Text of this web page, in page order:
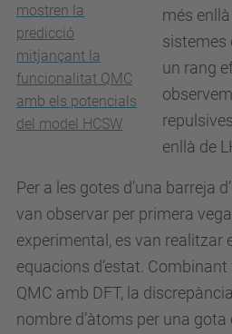
mostren la
predicció
mitjançant la
funcionalitat QMC
amb els potencials
del model HCSW
més
sistemes
un rang
enllà de
Per a les gotes d’una barreja
van observar per primera
experimental, es van realitzar
equacions d’estat.
QMC amb DFT, la
nombre d’àtoms per una